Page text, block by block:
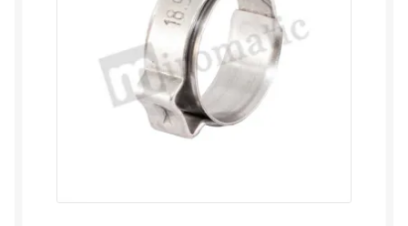
Sposoby płatności i dostawy